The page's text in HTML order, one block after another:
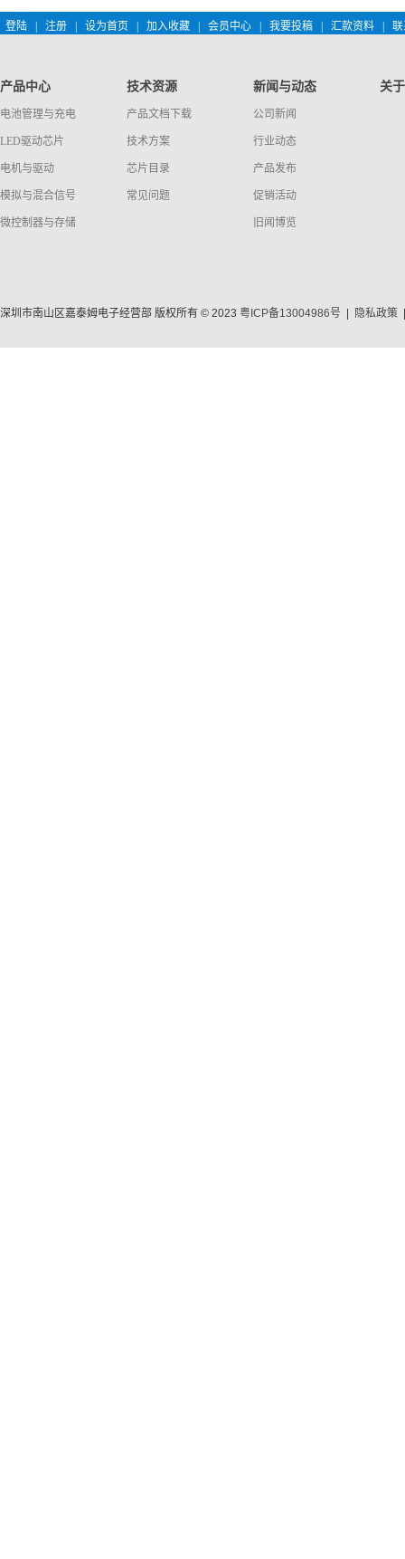
登陆 | 注册 | 设为首页 | 加入收藏 | 会员中心 | 我要投稿 | 汇款资料 |
产品中心
电池管理与充电
LED驱动芯片
电机与驱动
模拟与混合信号
微控制器与存储
技术资源
产品文档下载
技术方案
芯片目录
常见问题
新闻与动态
公司新闻
行业动态
产品发布
促销活动
旧闻博览
关
深圳市南山区嘉泰姆电子经营部 版权所有 © 2023 粤ICP备13004986号 | 隐私政策